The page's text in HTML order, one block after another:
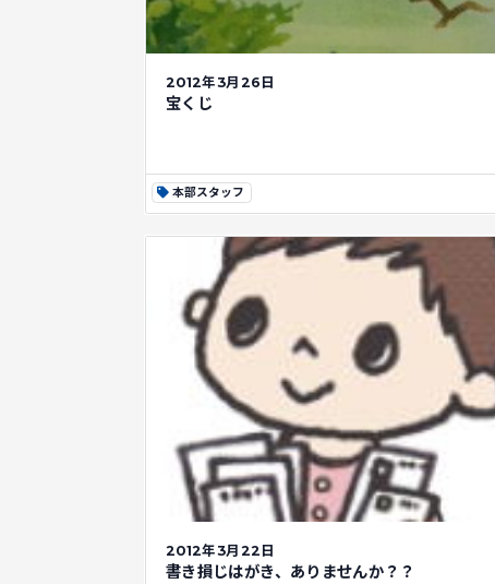
2012年3月26日
宝くじ
本部スタッフ
2012年3月22日
書き損じはがき、ありませんか？？